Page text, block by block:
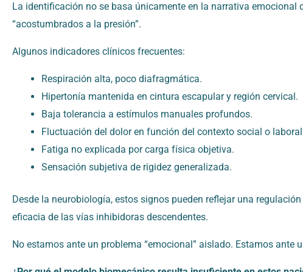
La identificación no se basa únicamente en la narrativa emocional
“acostumbrados a la presión”.
Algunos indicadores clínicos frecuentes:
Respiración alta, poco diafragmática.
Hipertonía mantenida en cintura escapular y región cervical.
Baja tolerancia a estímulos manuales profundos.
Fluctuación del dolor en función del contexto social o
Fatiga no explicada por carga física objetiva.
Sensación subjetiva de rigidez generalizada.
Desde la neurobiología, estos signos pueden reflejar una
eficacia de las vías inhibidoras descendentes.
No estamos ante un problema “emocional” aislado. Estamos ante